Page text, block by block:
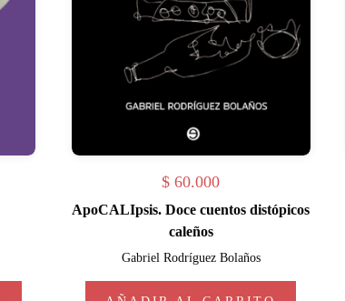
$ 60.000
ApoCALIpsis. Doce cuentos distópicos
caleños
Gabriel Rodríguez Bolaños